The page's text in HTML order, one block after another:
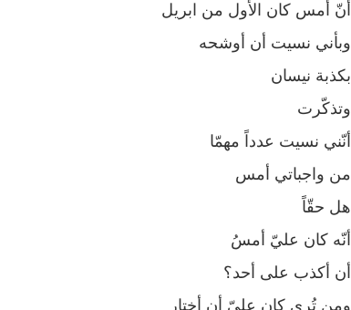
أنّ أمس كان الأول من ابريل
وبأني نسيت أن أوشحه
بكذبة نيسان
وتذكّرت
أنّني نسيت عدداً مهمّا
من واجباتي أمس
هل حقّاً
أنّه كان عليّ أمسُ
أن أكذب على أحد؟
ومن تُرى كان عليّ أن أختار